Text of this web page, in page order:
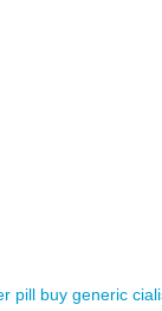
pill buy generic